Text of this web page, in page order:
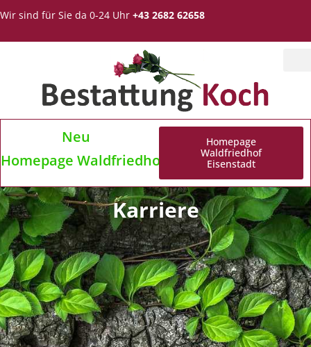
Wir sind für Sie da 0-24 Uhr +43 2682 62658
Neu
Homepage Waldfriedhof Eisenstadt
Homepage
Waldfriedhof
Eisenstadt
Karriere